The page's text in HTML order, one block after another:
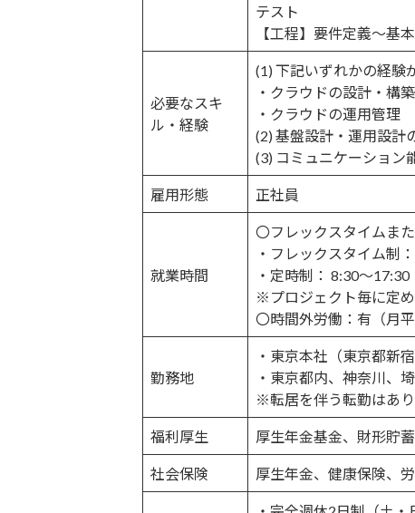
テスト
【工程】要件定義～基
必要なスキ
ル・経験
(1) 下記いずれかの経験
・クラウドの設計・構築
・クラウドの運用管理
(2) 基盤設計・運用設計
(3) コミュニケーション
雇用形態 正社員
就業時間
〇フレックスタイムま
・フレックスタイム制
・定時制： 8:30～17:30
※プロジェクト毎に定
〇時間外労働：有（月
勤務地
・東京本社（東京都新
・東京都内、神奈川、
※転居を伴う転勤はあ
福利厚生 厚生年金基金、財形貯
社会保険 厚生年金、健康保険、